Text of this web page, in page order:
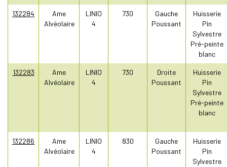
132284
Ame
Alvéolaire
LINIO
4
730
Gauche
Poussant
Huisserie
Pin
Sylvestre
Pré-peinte
blanc
132283
Ame
Alvéolaire
LINIO
4
730
Droite
Poussant
Huisserie
Pin
Sylvestre
Pré-peinte
blanc
132286
Ame
Alvéolaire
LINIO
4
830
Gauche
Poussant
Huisserie
Pin
Sylvestre